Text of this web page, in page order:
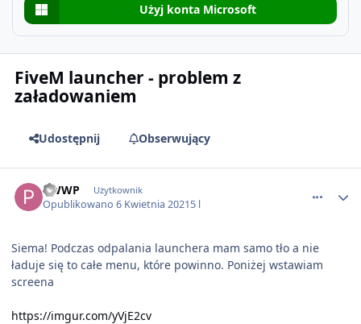
Użyj konta Microsoft
FiveM launcher - problem z
załadowaniem
Udostępnij Obserwujący
PWWP Użytkownik
Opublikowano6 Kwietnia 20215 l
Siema! Podczas odpalania launchera mam samo tło a nie
ładuje się to całe menu, które powinno. Poniżej wstawiam
screena
https://imgur.com/yVjE2cv